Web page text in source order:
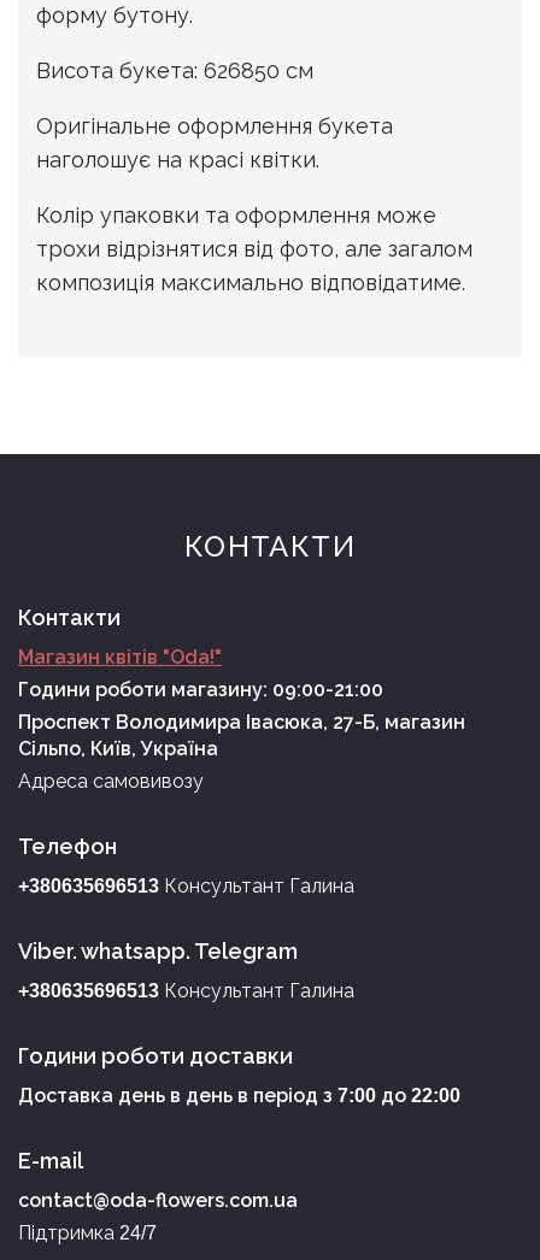
форму бутону.
Висота букета: 626850 см
Оригінальне оформлення букета
наголошує на красі квітки.
Колір упаковки та оформлення може
трохи відрізнятися від фото, але загалом
композиція максимально відповідатиме.
КОНТАКТИ
Контакти
Магазин квітів "Oda!"
Години роботи магазину: 09:00-21:00
Проспект Володимира Івасюка, 27-Б, магазин
Сільпо, Київ, Україна
Адреса самовивозу
Телефон
+380635696513 Консультант Галина
Viber. whatsapp. Telegram
+380635696513 Консультант Галина
Години роботи доставки
Доставка день в день в період з 7:00 до 22:00
E-mail
contact@oda-flowers.com.ua
Підтримка 24/7